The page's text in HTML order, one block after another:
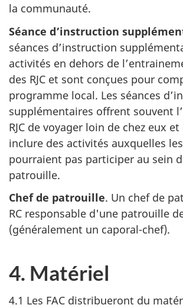
la communauté.
Séance d’instruction
séances d’instruction
activités en dehors de
des RJC et sont conçues pour
programme local. Les séances
supplémentaires offrent souvent
RJC de voyager loin de chez eux
inclure des activités auxquelles les
pourraient pas participer au sein
patrouille.
Chef de patrouille. Un chef de
RC responsable d'une patrouille de
(généralement un caporal-chef).
4. Matériel
4.1 Les FAC distribueront du